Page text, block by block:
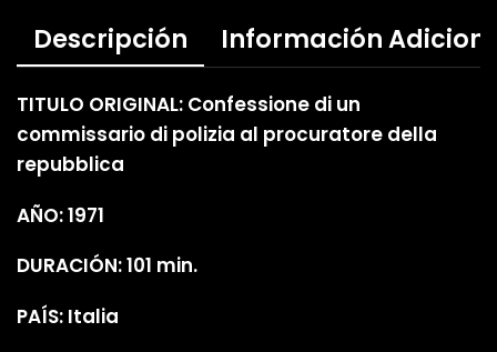
Descripción Información
TITULO ORIGINAL: Confessione di un
commissario di polizia al procuratore della
repubblica
AÑO: 1971
DURACIÓN: 101 min.
PAÍS: Italia